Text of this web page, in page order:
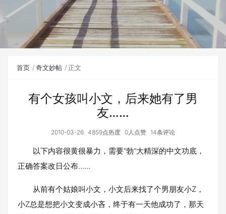
首页 奇文妙帖 正文
有个女孩叫小文，后来她有了男
友……
2010-03-26 4859点热度 0人点赞 14条评论
以下内容很黄很暴力，需要“勃”大精深的中文功底，
正确答案改日公布……
从前有个姑娘叫小文，小文后来找了个男朋友小Z，
小Z总是想把小文变成小吝，终于有一天他成功了，那天